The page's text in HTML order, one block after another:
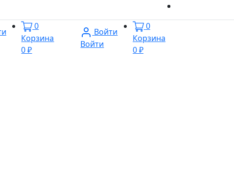
0
Корзина
0 ₽
Войти
Войти
0
Корзина
0 ₽